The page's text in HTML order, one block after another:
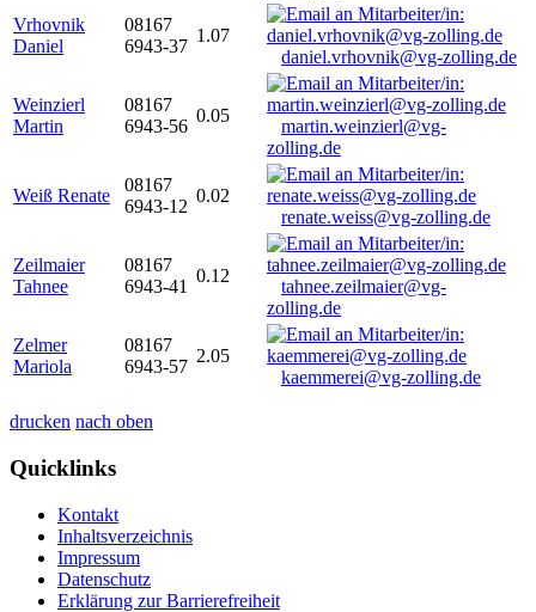
Vrhovnik
Daniel
08167
6943-37
1.07
daniel.vrhovnik@vg-zolling.de
Weinzierl
Martin
08167
6943-56
0.05
martin.weinzierl@vg-
zolling.de
Weiß Renate
08167
6943-12
0.02
renate.weiss@vg-zolling.de
Zeilmaier
Tahnee
08167
6943-41
0.12
tahnee.zeilmaier@vg-
zolling.de
Zelmer
Mariola
08167
6943-57
2.05
kaemmerei@vg-zolling.de
drucken nach oben
Quicklinks
Kontakt
Inhaltsverzeichnis
Impressum
Datenschutz
Erklärung zur Barrierefreiheit